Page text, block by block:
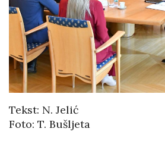
Tekst: N. Jelić
Foto: T. Bušljeta